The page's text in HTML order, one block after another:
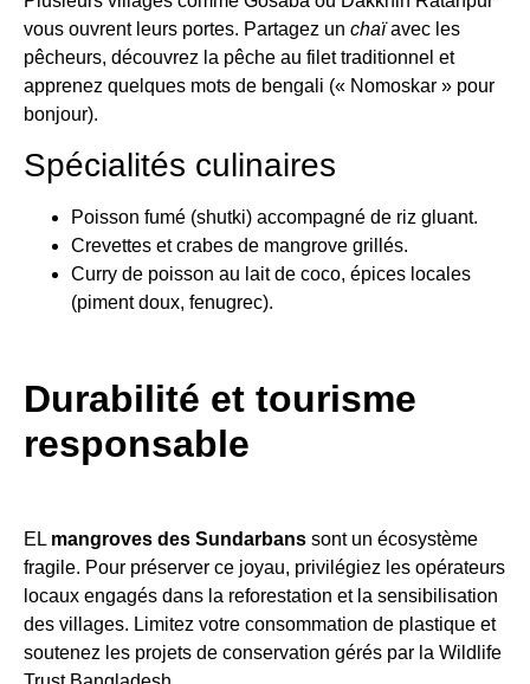
vous ouvrent leurs portes. Partagez un chaïavec les
pêcheurs, découvrez la pêche au filet traditionnel et
apprenez quelques mots de bengali (« Nomoskar » pour
bonjour).
Spécialités culinaires
Poisson fumé (shutki) accompagné de riz gluant.
Crevettes et crabes de mangrove grillés.
Curry de poisson au lait de coco, épices locales
(piment doux, fenugrec).
Durabilité et tourisme
responsable
EL mangroves des Sundarbans sont un écosystème
fragile. Pour préserver ce joyau, privilégiez les opérateurs
locaux engagés dans la reforestation et la sensibilisation
des villages. Limitez votre consommation de plastique et
soutenez les projets de conservation gérés par la Wildlife